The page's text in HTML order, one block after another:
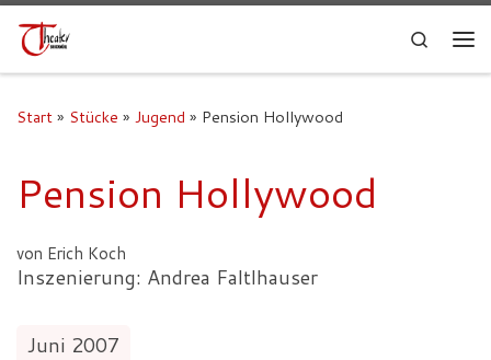
Search
Start» Stücke » Jugend » Pension Hollywood
Pension Hollywood
von Erich Koch
Inszenierung: Andrea Faltlhauser
Juni 2007